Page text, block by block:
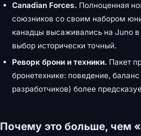
Canadian Forces. Полноценная
союзников со своим набором
канадцы высаживались на Juno в
выбор исторически точный.
Реворк брони и техники. Пакет
бронетехнике: поведение,
разработчиков) более
Почему это больше, чем